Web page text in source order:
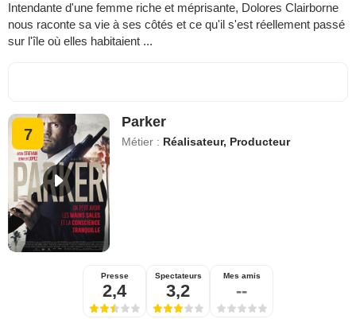
Intendante d'une femme riche et méprisante, Dolores Clairborne
nous raconte sa vie à ses côtés et ce qu'il s'est réellement passé
sur l'île où elles habitaient ...
7
Parker
Métier : Réalisateur, Producteur
Presse
2,4
Spectateurs
3,2
Mes amis
--